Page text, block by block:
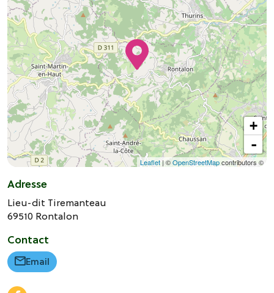
+
-
Leaflet | ©OpenStreetMapcontributors ©
Adresse
Lieu-dit Tiremanteau
69510 Rontalon
Contact
Email